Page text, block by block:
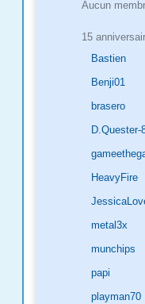
Aucun
15
Bastien
Benji01
brasero
D.Quester-
HeavyFire
metal3x
munchips
papi
playman70